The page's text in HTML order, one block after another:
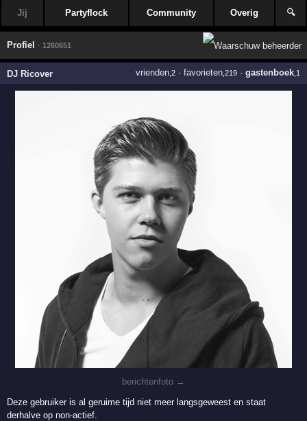
Jij Partyflock Community Overig 🔍
Profiel · 1260651
DJ Ricover vrienden,2· favorieten,219· gastenboek,1
berichtenfoto →
Deze gebruiker is al geruime tijd niet meer langsgeweest en staat
derhalve op non-actief.